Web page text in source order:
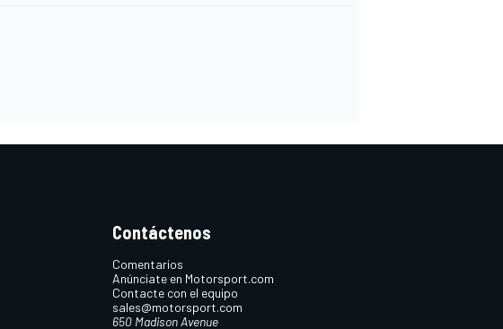
Contáctenos
Comentarios
Anúnciate en Motorsport.com
Contacte con el equipo
sales@motorsport.com
650 Madison Avenue